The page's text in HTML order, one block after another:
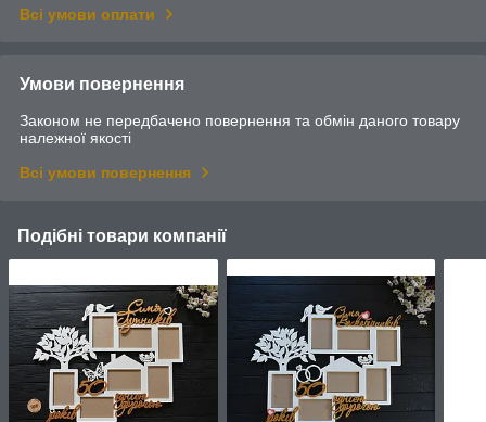
Всі умови оплати
Умови повернення
Законом не передбачено повернення та обмін даного товару
належної якості
Всі умови повернення
Подібні товари компанії